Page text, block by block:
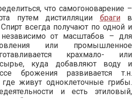
что самогоноварение –
путем дистилляции брагив
всегда получают по одной и
от масштабов – для
или промышленное
крахмало- или
сырье, куда добавляют воду и
брожения развивается т.н.
живут одноклеточные грибы.
и есть этиловый,